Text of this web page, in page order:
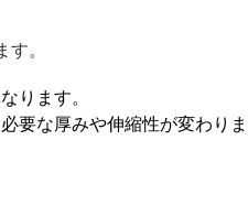
。
ります。
要な厚みや伸縮性が変わりま